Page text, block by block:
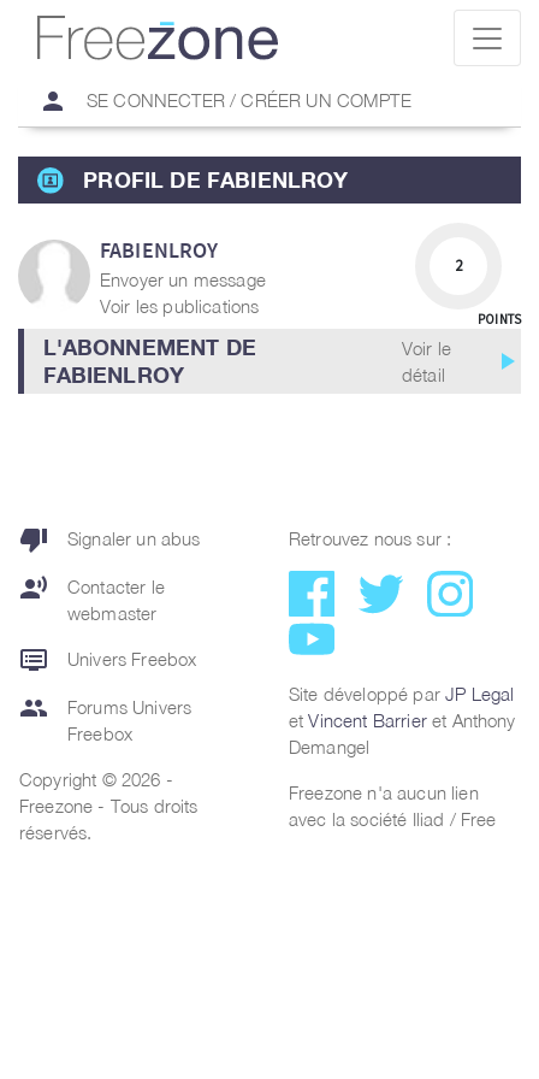
person SE CONNECTER / CRÉER UN COMPTE
PROFIL DE FABIENLROY
FABIENLROY
Envoyer un message
Voir les publications
2
POINTS
L'ABONNEMENT DE
FABIENLROY
Voir le
détail
play_arrow
thumb_down Signaler un abus
record_voice_over
Contacter le
webmaster
dvr Univers Freebox
group
Forums Univers
Freebox
Copyright © 2026 -
Freezone - Tous droits
réservés.
Retrouvez nous sur :
Site développé parJP Legal
etVincent Barrieret Anthony
Demangel
Freezone n'a aucun lien
avec la société Iliad / Free